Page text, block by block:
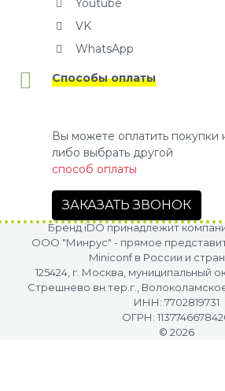
Youtube
VK
WhatsApp
Способы оплаты
Вы можете оплатить покупки
либо выбрать другой
способ оплаты
ЗАКАЗАТЬ ЗВОНОК
Бренд iDO принадлежит
OOO "Минрус" - прямое
Miniconf в России и
125424, г. Москва, муниципальный
Стрешнево вн.тер.г.,
ИНН: 7702819731
ОГРН:
© 2026